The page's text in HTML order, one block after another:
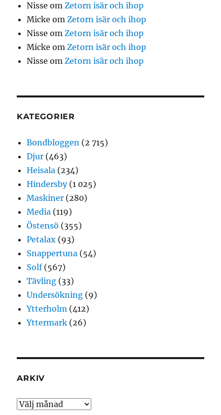
Nisse omZetorn isär och ihop
Micke omZetorn isär och ihop
Nisse omZetorn isär och ihop
Micke omZetorn isär och ihop
Nisse omZetorn isär och ihop
KATEGORIER
Bondbloggen (2 715)
Djur (463)
Heisala (234)
Hindersby(1 025)
Maskiner (280)
Media (119)
Östensö (355)
Petalax (93)
Snappertuna (54)
Solf(567)
Tävling (33)
Undersökning (9)
Ytterholm (412)
Yttermark (26)
ARKIV
Arkiv